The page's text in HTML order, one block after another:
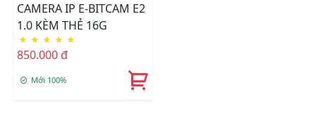
CAMERA IP E-BITCAM E2
1.0 KÈM THẺ 16G
★ ★ ★ ★ ★
850.000 đ
Mới 100%